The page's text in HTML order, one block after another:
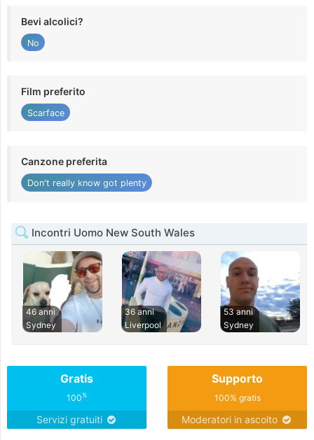
Bevi alcolici?
No
Film preferito
Scarface
Canzone preferita
Don't really know got plenty
Incontri Uomo New South Wales
46 anni
Sydney
36 anni
Liverpool
53 anni
Sydney
Gratis
100%
Servizi gratuiti
Supporto
100% gratis
Moderatori in ascolto